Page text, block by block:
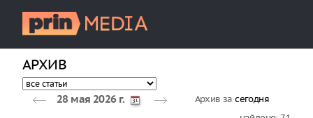
АРХИВ
28 мая 2026 г. Архив засегодня